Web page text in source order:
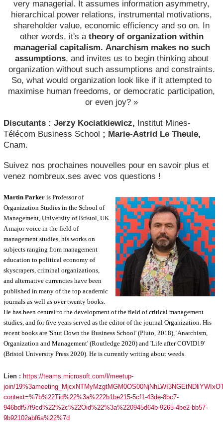
very managerial. It assumes information asymmetry,
hierarchical power relations, instrumental motivations,
shareholder value, economic efficiency and so on. In
other words, it's a theory of organization within
managerial capitalism. Anarchism makes no such
assumptions, and invites us to begin thinking about
organization without such assumptions and constraints.
So, what would organization look like if it attempted to
maximise human freedoms, or democratic participation,
or even joy? »
Discutants : Jerzy Kociatkiewicz, Institut Mines-
Télécom Business School ; Marie-Astrid Le Theule,
Cnam.
Suivez nos prochaines nouvelles pour en savoir plus et
venez nombreux.ses avec vos questions !
Martin Parkeris Professor of
Organization Studies in the School of
Management, University of Bristol, UK.
A major voice in the field of
management studies, his works on
subjects ranging from management
education to political economy of
skyscrapers, criminal organizations,
and alternative currencies have been
published in many of the top academic
journals as well as over twenty books.
He has been central to the development of the field of critical management
studies, and for five years served as the editor of the journal Organization. His
recent books are 'Shut Down the Business School' (Pluto, 2018), 'Anarchism,
Organization and Management' (Routledge 2020) and 'Life after COVID19'
(Bristol University Press 2020). He is currently writing about weeds.
Lien : https://teams.microsoft.com/l/meetup-
join/
context=%7b%22Tid%22%3a%222b1be215-5cf1-43de-8bc7-
946bdf57f9cd%22%2c%22Oid%22%3a%220945d64b-9265-4be2-bb57-
9b92102abf6a%22%7d